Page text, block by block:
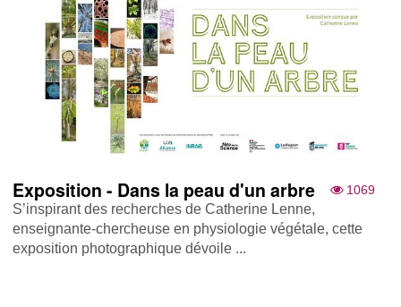
1069
Exposition - Dans la peau d'un arbre
S’inspirant des recherches de Catherine Lenne,
enseignante-chercheuse en physiologie végétale, cette
exposition photographique dévoile ...